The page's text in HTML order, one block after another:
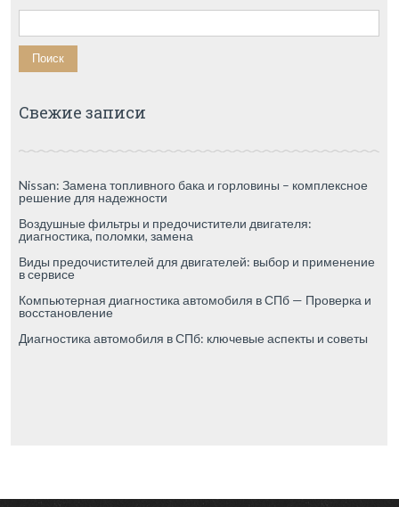
Найти:
Свежие записи
Nissan: Замена топливного бака и горловины – комплексное
решение для надежности
Воздушные фильтры и предочистители двигателя:
диагностика, поломки, замена
Виды предочистителей для двигателей: выбор и применение
в сервисе
Компьютерная диагностика автомобиля в СПб — Проверка и
восстановление
Диагностика автомобиля в СПб: ключевые аспекты и советы